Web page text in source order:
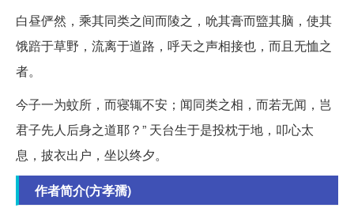
白昼俨然，乘其同类之间而陵之，吮其膏而盬其脑，使其
饿踣于草野，流离于道路，呼天之声相接也，而且无恤之
者。
今子一为蚊所，而寝辄不安；闻同类之相，而若无闻，岂
君子先人后身之道耶？” 天台生于是投枕于地，叩心太
息，披衣出户，坐以终夕。
作者简介(方孝孺)